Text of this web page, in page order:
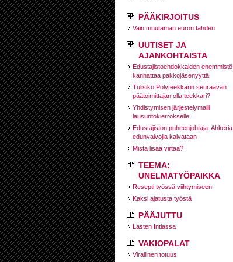
PÄÄKIRJOITUS
Vain muutaman euron tähden
UUTISET JA
AJANKOHTAISTA
Edustajistoehdokkaiden enemmistö
kannattaa pakkojäsenyyttä
Tulisiko Polyteekkarin seuraavan
päätoimittajan olla teekkari?
Yhdistymisen järjestelymalli
lausuntokierrokselle
Edustajiston puheenjohtaja: Ahkeria
edunvalvojia kaivataan
Mistä lisää virtaa?
TEEMA:
UNELMATYÖPAIKKA
Resepti työssä viihtymiseen
Kaksi ajatusta työstä
PÄÄJUTTU
Lasten Intiassa
VAKIOPALAT
Virallinen totuus